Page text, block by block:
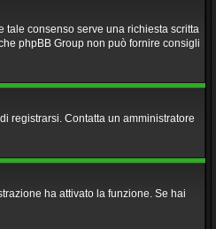
consenso serve una richiesta scritta
phpBB Group non può fornire consigli
registrarsi. Contatta un amministratore
ha attivato la funzione. Se hai